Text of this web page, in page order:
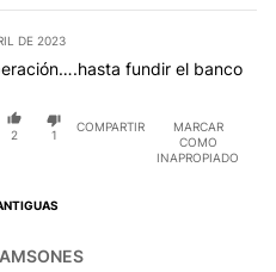
DE 2023
fundir el banco
2 1
COMPARTIR
MARCAR
COMO
INAPROPIADO